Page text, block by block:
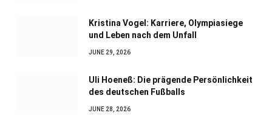
Kristina Vogel: Karriere, Olympiasiege
und Leben nach dem Unfall
JUNE 29, 2026
Uli Hoeneß: Die prägende Persönlichkeit
des deutschen Fußballs
JUNE 28, 2026